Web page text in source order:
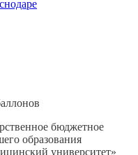
бюджетное
образования
университет»